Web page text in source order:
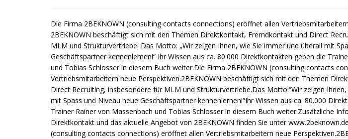
Die Firma 2BEKNOWN (consulting contacts connections) eröffnet allen
2BEKNOWN beschäftigt sich mit den Themen Direktkontakt, Fremdkontakt und Direct
MLM und Strukturvertriebe. Das Motto: „Wir zeigen Ihnen, wie Sie immer und überall mit
Geschäftspartner kennenlernen!“ Ihr Wissen aus ca. 80.000 Direktkontakten geben die
und Tobias Schlosser in diesem Buch weiter.Die Firma 2BEKNOWN (consulting contacts
Vertriebsmitarbeitern neue Perspektiven.2BEKNOWN beschäftigt sich mit den Themen
Direct Recruiting, insbesondere für MLM und Strukturvertriebe.Das Motto:“Wir zeigen
mit Spass und Niveau neue Geschäftspartner kennenlernen!“Ihr Wissen aus ca. 80.000
Trainer Rainer von Massenbach und Tobias Schlosser in diesem Buch weiter.Zusätzliche
Direktkontakt und das aktuelle Angebot von 2BEKNOWN finden Sie unter
(consulting contacts connections) eröffnet allen Vertriebsmitarbeitern neue